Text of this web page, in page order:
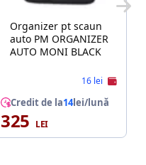
Organizer pt scaun
auto PM ORGANIZER
AUTO MONI BLACK
16 lei
Credit de la14lei/lună
325